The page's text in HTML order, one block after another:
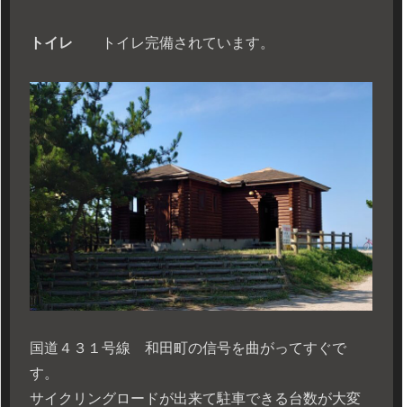
トイレ トイレ完備されています。
国道４３１号線 和田町の信号を曲がってすぐで
す。
サイクリングロードが出来て駐車できる台数が大変